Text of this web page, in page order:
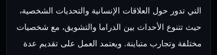
التي تدور حول العلاقات الإنسانية والتحديات الشخصية،
حيث تتنوع الأحداث بين الدراما والتشويق، مع شخصيات
مختلفة وتجارب متباينة. ويعتمد العمل على تقديم عدة